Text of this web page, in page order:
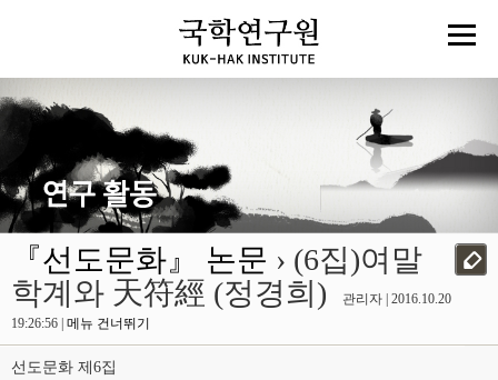
『선도문화』 논문 › (6집)여말
학계와 天符經 (정경희)
관리자 | 2016.10.20
19:26:56 | 메뉴 건너뛰기
선도문화 제6집